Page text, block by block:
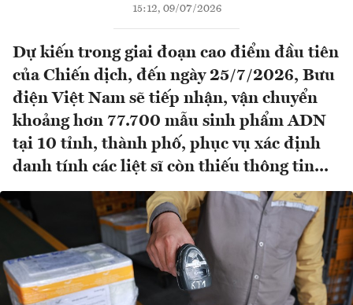
15:12, 09/07/2026
Dự kiến trong giai đoạn cao điểm đầu tiên
của Chiến dịch, đến ngày 25/7/2026, Bưu
điện Việt Nam sẽ tiếp nhận, vận chuyển
khoảng hơn 77.700 mẫu sinh phẩm ADN
tại 10 tỉnh, thành phố, phục vụ xác định
danh tính các liệt sĩ còn thiếu thông tin...